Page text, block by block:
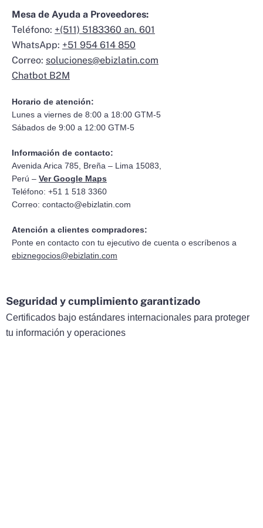
Mesa de Ayuda a Proveedores:
Teléfono: +(511) 5183360 an. 601
WhatsApp: +51 954 614 850
Correo: soluciones@ebizlatin.com
Chatbot B2M
Horario de atención:
Lunes a viernes de 8:00 a 18:00 GTM-5
Sábados de 9:00 a 12:00 GTM-5
Información de contacto:
Avenida Arica 785, Breña – Lima 15083,
Perú – Ver Google Maps
Teléfono: +51 1 518 3360
Correo: contacto@ebizlatin.com
Atención a clientes compradores:
Ponte en contacto con tu ejecutivo de cuenta o escríbenos a
ebiznegocios@ebizlatin.com
Seguridad y cumplimiento garantizado
Certificados bajo estándares internacionales para proteger
tu información y operaciones